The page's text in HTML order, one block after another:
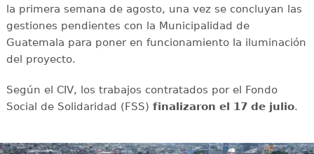
la primera semana de agosto, una vez se concluyan las
gestiones pendientes con la Municipalidad de
Guatemala para poner en funcionamiento la iluminación
del proyecto.
Según el CIV, los trabajos contratados por el Fondo
Social de Solidaridad (FSS) finalizaron el 17 de julio.